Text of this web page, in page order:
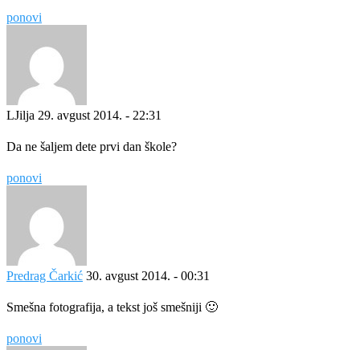
ponovi
LJilja 29. avgust 2014. - 22:31
Da ne šaljem dete prvi dan škole?
ponovi
Predrag Čarkić 30. avgust 2014. - 00:31
Smešna fotografija, a tekst još smešniji 🙂
ponovi